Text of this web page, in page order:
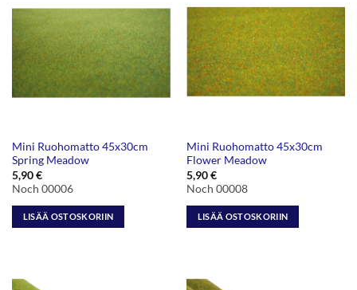
Mini Ruohomatto 45x30cm
Spring Meadow
5,90€
Noch 00006
LISÄÄ OSTOSKORIIN
Mini Ruohomatto 45x30cm
Flower Meadow
5,90€
Noch 00008
LISÄÄ OSTOSKORIIN